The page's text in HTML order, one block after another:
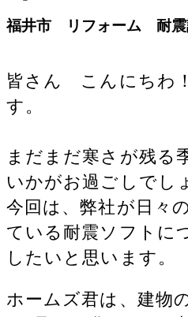
福井市 リフォーム 耐震
皆さん こんにちわ
す。
まだまだ寒さが残る
いかがお過ごしでし
今回は、弊社が日々
ている耐震ソフトに
したいと思います。
ホームズ君は、建物